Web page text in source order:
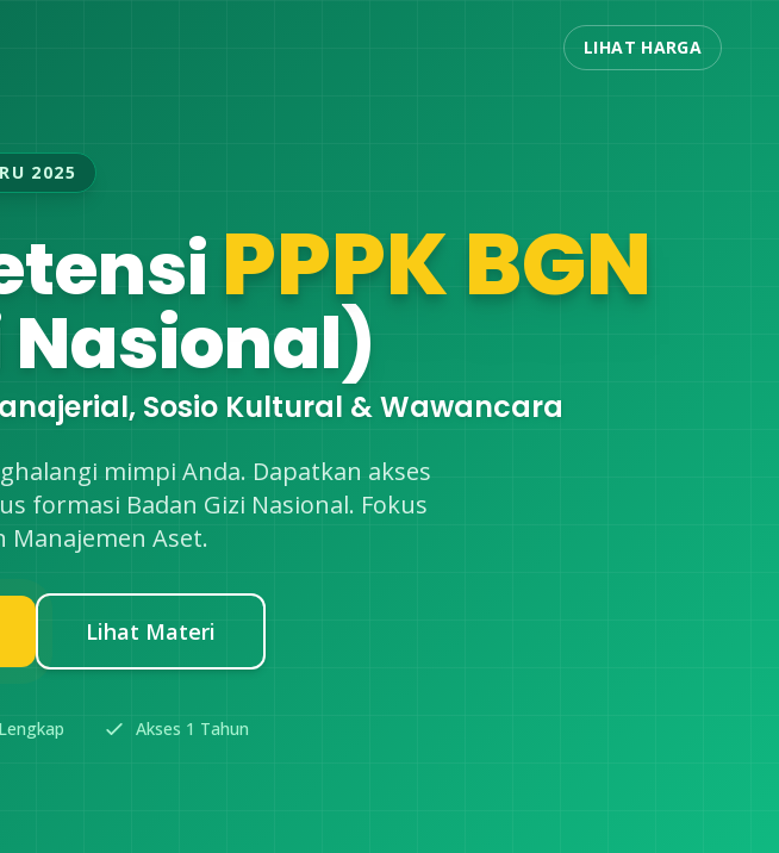
LIHAT HARGA
2025
PPPK BGN
Nasional)
Sosio Kultural & Wawancara
mimpi Anda. Dapatkan akses
formasi Badan Gizi Nasional. Fokus
Manajemen Aset.
Lihat Materi
Akses 1 Tahun